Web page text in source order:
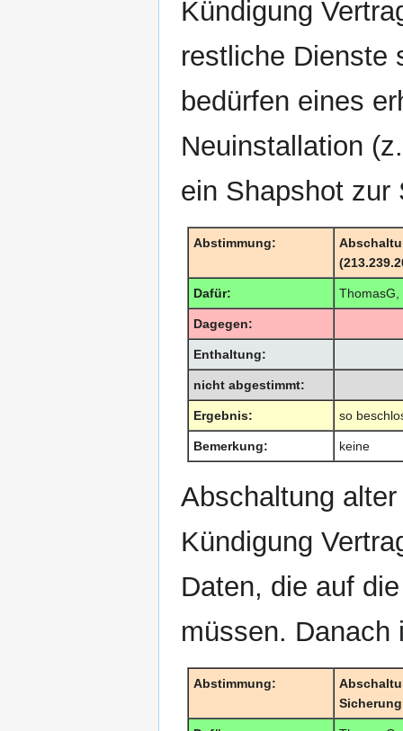
Kündigung
restliche Dienste
bedürfen eines
Neuinstallation
ein Shapshot zur
Abstimmung:
Dafür: ThomasG,
Dagegen:
Enthaltung:
nicht abgestimmt:
Ergebnis: so
Bemerkung: keine
Abschaltung
Kündigung
Daten, die auf
müssen. Danach
Abstimmung:
Sicherung